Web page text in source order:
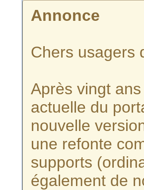
Annonce
Chers usagers
Après vingt
actuelle du
nouvelle
une refonte
supports
également de